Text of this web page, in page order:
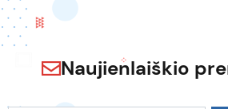
Naujienlaiškio